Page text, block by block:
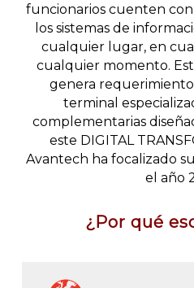
funcionarios cuenten
los sistemas de
cualquier lugar, en
cualquier momento.
genera
terminal
complementarias
este DIGITAL
Avantech ha focalizado
el año
¿Por qué